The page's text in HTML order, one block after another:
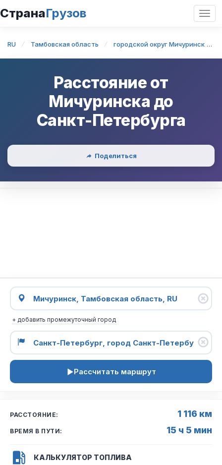
СтранаГрузов
RU Тамбовская область городской округ Мичуринск
Расстояние от
Мичуринска до
Санкт-Петербурга
Поделиться
+ добавить промежуточный город
Рассчитать маршрут
РАССТОЯНИЕ: 1 116 км
ВРЕМЯ В ПУТИ: 15 ч 5 мин
КАЛЬКУЛЯТОР ТОПЛИВА